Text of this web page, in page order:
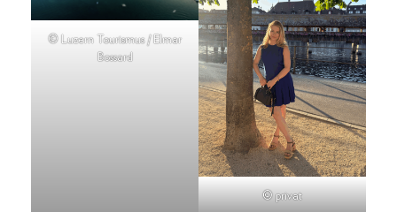
© Luzern Tourismus / Elmar
Bossard
© privat